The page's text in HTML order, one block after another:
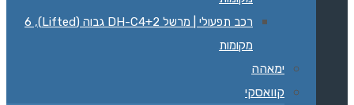
רכב תפעולי | מרשל DH-C4+2 גבוה (Lifted), 6
מקומות
ימאהה
קוואסקי